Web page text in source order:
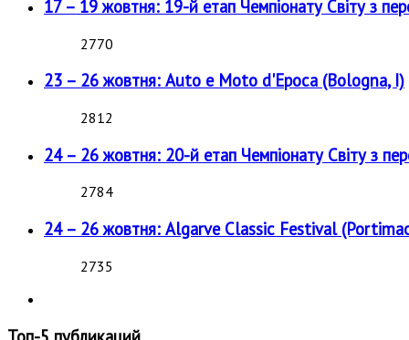
17 – 19 жовтня: 19-й етап Чемпіонату Світу з
2770
23 – 26 жовтня: Auto e Moto d'Epoca (Bologna, I)
2812
24 – 26 жовтня: 20-й етап Чемпіонату Світу з
2784
24 – 26 жовтня: Algarve Classic Festival
2735